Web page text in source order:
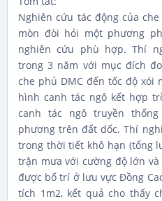
Nghiên cứu tác động của
mòn đòi hỏi một phương
nghiên cứu phù hợp. Thí
trong 3 năm với mục đích
che phủ DMC đến tốc độ xói
hình canh tác ngô kết hợp
canh tác ngô truyền
phương trên đất dốc. Thí
trong thời tiết khô hạn (tổng
trận mưa với cường độ lớn
được bố trí ở lưu vực Đồng
tích 1m2, kết quả cho thấy